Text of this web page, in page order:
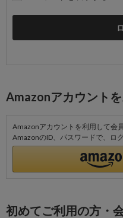
Amazonアカウント
Amazonアカウントを利用して会
AmazonのID、パスワードで、ロ
初めてご利用の方・